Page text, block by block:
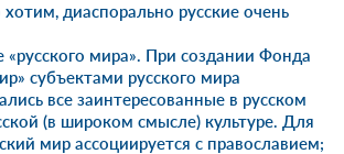
хотим, диаспорально русские очень
«русского мира». При создании Фонда
субъектами русского мира
все заинтересованные в русском
(в широком смысле) культуре. Для
мир ассоциируется с православием;